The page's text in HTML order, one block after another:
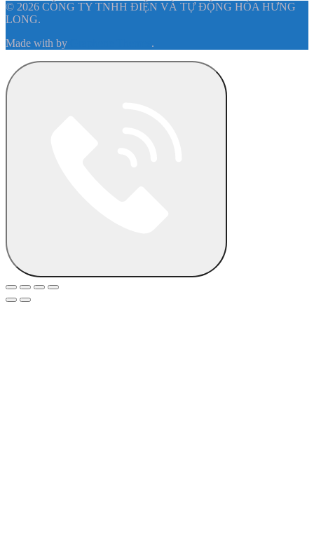
© 2026 CÔNG TY TNHH ĐIỆN VÀ TỰ ĐỘNG HÓA HƯNG
LONG.
Made with by .